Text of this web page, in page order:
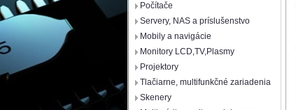
Počítače
Servery, NAS a príslušenstvo
Mobily a navigácie
Monitory LCD,TV,Plasmy
Projektory
Tlačiarne, multifunkčné zariadenia
Skenery